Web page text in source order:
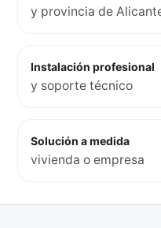
y provincia de
Instalación profesional
y soporte técnico
Solución a medida
vivienda o empresa